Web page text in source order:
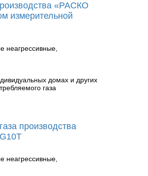
«РАСКО
измерительной
неагрессивные,
домах и других
газа
производства
неагрессивные,